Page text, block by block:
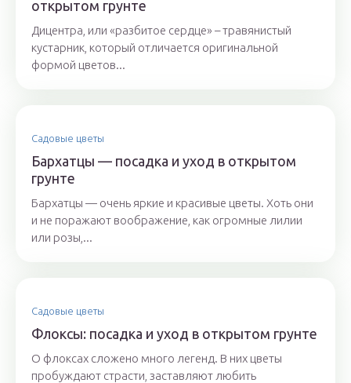
открытом грунте
Дицентра, или «разбитое сердце» – травянистый
кустарник, который отличается оригинальной
формой цветов...
Садовые цветы
Бархатцы — посадка и уход в открытом
грунте
Бархатцы — очень яркие и красивые цветы. Хоть они
и не поражают воображение, как огромные лилии
или розы,...
Садовые цветы
Флоксы: посадка и уход в открытом грунте
О флоксах сложено много легенд. В них цветы
пробуждают страсти, заставляют любить